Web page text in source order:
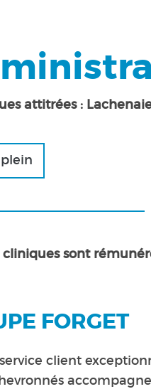
attitrées :
sont
FORGET
client